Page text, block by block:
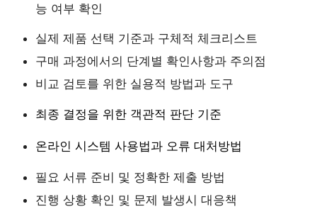
능 여부 확인
실제 제품 선택 기준과 구체적 체크리스트
구매 과정에서의 단계별 확인사항과 주의점
비교 검토를 위한 실용적 방법과 도구
최종 결정을 위한 객관적 판단 기준
온라인 시스템 사용법과 오류 대처방법
필요 서류 준비 및 정확한 제출 방법
진행 상황 확인 및 문제 발생시 대응책